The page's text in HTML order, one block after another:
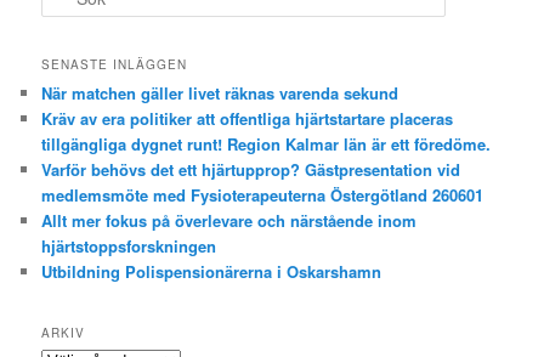
ö
SENASTE INLÄGGEN
När matchen gäller livet räknas varenda sekund
Kräv av era politiker att offentliga hjärtstartare placeras
tillgängliga dygnet runt! Region Kalmar län är ett föredöme.
Varför behövs det ett hjärtupprop? Gästpresentation vid
medlemsmöte med Fysioterapeuterna Östergötland 260601
Allt mer fokus på överlevare och närstående inom
hjärtstoppsforskningen
Utbildning Polispensionärerna i Oskarshamn
ARKIV